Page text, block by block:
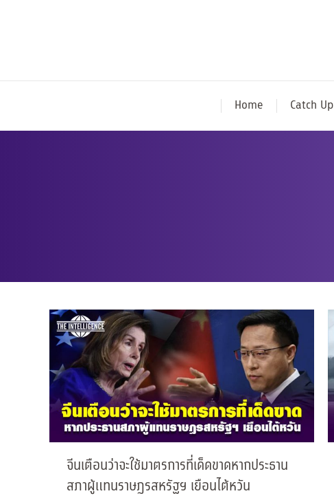
Home Catch Up
จีนเตือนว่าจะใช้มาตรการที่เด็ดขาดหากประธาน
สภาผู้แทนราษฎรสหรัฐฯ เยือนไต้หวัน